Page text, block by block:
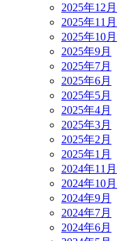
2025年12月
2025年11月
2025年10月
2025年9月
2025年7月
2025年6月
2025年5月
2025年4月
2025年3月
2025年2月
2025年1月
2024年11月
2024年10月
2024年9月
2024年7月
2024年6月